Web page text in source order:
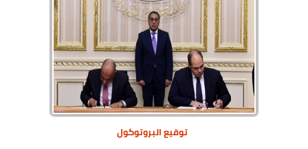
توقيع البروتوكول